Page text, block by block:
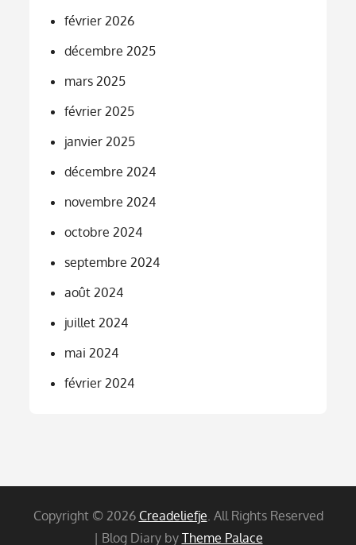
février 2026
décembre 2025
mars 2025
février 2025
janvier 2025
décembre 2024
novembre 2024
octobre 2024
septembre 2024
août 2024
juillet 2024
mai 2024
février 2024
Copyright © 2026 Creadeliefje . All Rights Reserved
| Blog Diary by Theme Palace